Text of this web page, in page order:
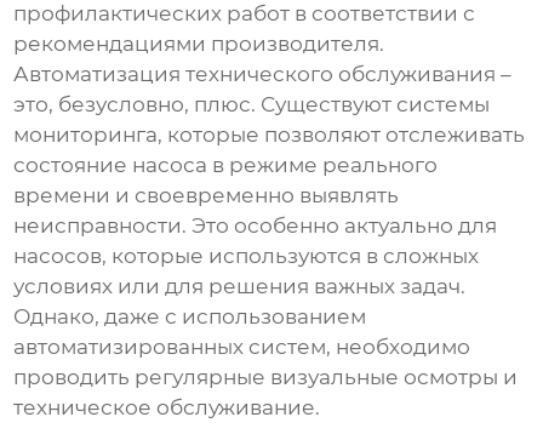
профилактических работ в соответствии с
рекомендациями производителя.
Автоматизация технического обслуживания –
это, безусловно, плюс. Существуют системы
мониторинга, которые позволяют отслеживать
состояние насоса в режиме реального
времени и своевременно выявлять
неисправности. Это особенно актуально для
насосов, которые используются в сложных
условиях или для решения важных задач.
Однако, даже с использованием
автоматизированных систем, необходимо
проводить регулярные визуальные осмотры и
техническое обслуживание.